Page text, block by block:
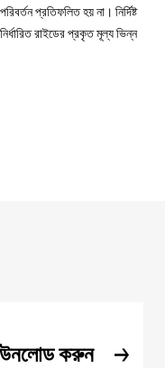
প্রতিফলিত হয় না। নির্দিষ্ট
রাইডের প্রকৃত মূল্য ভিন্ন
করুন